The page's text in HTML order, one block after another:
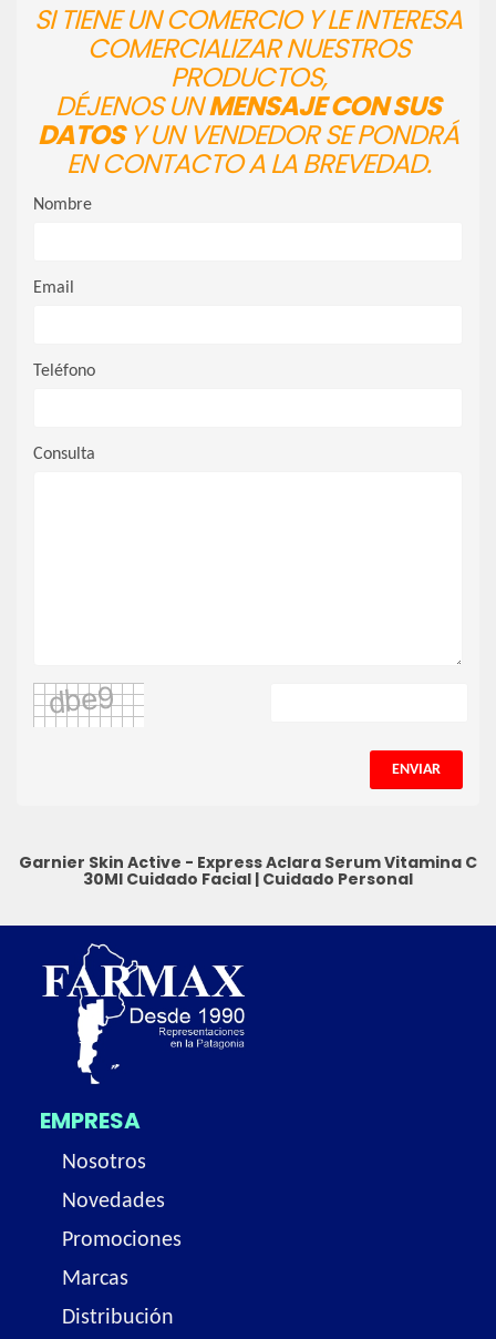
SI TIENE UN COMERCIO Y LE INTERESA
COMERCIALIZAR NUESTROS
PRODUCTOS,
DÉJENOS UNMENSAJE CON SUS
DATOSY UN VENDEDOR SE PONDRÁ
EN CONTACTO A LA BREVEDAD.
Nombre
Email
Teléfono
Consulta
ENVIAR
Garnier Skin Active - Express Aclara Serum Vitamina C
30Ml Cuidado Facial | Cuidado Personal
EMPRESA
Nosotros
Novedades
Promociones
Marcas
Distribución